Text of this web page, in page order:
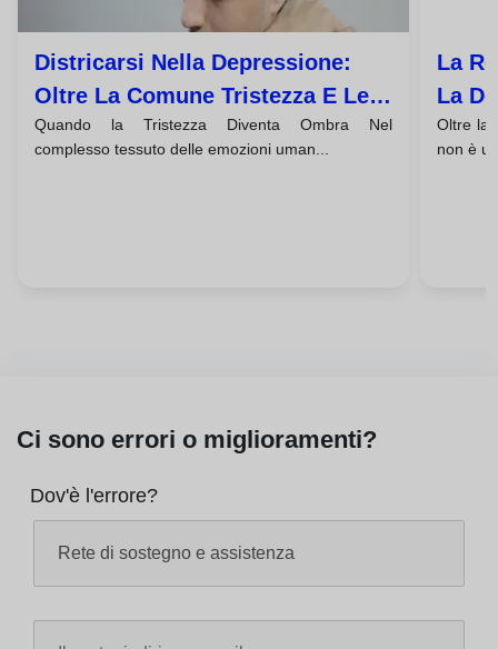
Districarsi Nella Depressione:
Oltre La Comune Tristezza E Le
Sue Molteplici Facce
Quando la Tristezza Diventa Ombra Nel
complesso tessuto delle emozioni uman...
La
La
Oltre la
non è
Ci sono errori o miglioramenti?
Dov'è l'errore?